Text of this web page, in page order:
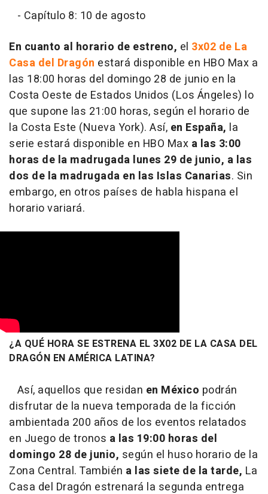
- Capítulo 8: 10 de agosto
En cuanto al horario de estreno, el 3x02 de La
Casa del Dragón estará disponible en HBO Max a
las 18:00 horas del domingo 28 de junio en la
Costa Oeste de Estados Unidos (Los Ángeles) lo
que supone las 21:00 horas, según el horario de
la Costa Este (Nueva York). Así, en España, la
serie estará disponible en HBO Max a las 3:00
horas de la madrugada lunes 29 de junio, a las
dos de la madrugada en las Islas Canarias. Sin
embargo, en otros países de habla hispana el
horario variará.
¿A QUÉ HORA SE ESTRENA EL 3X02 DE LA CASA DEL
DRAGÓN EN AMÉRICA LATINA?
Así, aquellos que residan en México podrán
disfrutar de la nueva temporada de la ficción
ambientada 200 años de los eventos relatados
en Juego de tronos a las 19:00 horas del
domingo 28 de junio, según el huso horario de la
Zona Central. También a las siete de la tarde, La
Casa del Dragón estrenará la segunda entrega